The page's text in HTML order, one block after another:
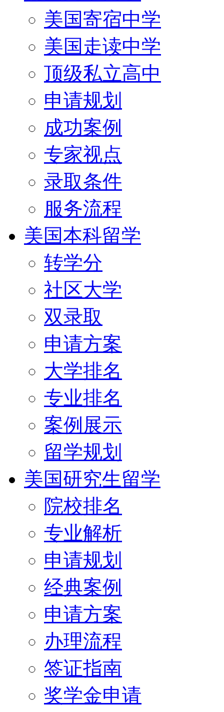
美国寄宿中学
美国走读中学
顶级私立高中
申请规划
成功案例
专家视点
录取条件
服务流程
美国本科留学
转学分
社区大学
双录取
申请方案
大学排名
专业排名
案例展示
留学规划
美国研究生留学
院校排名
专业解析
申请规划
经典案例
申请方案
办理流程
签证指南
奖学金申请